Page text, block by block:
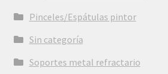
Pinceles/Espátulas pintor
Sin categoría
Soportes metal refractario